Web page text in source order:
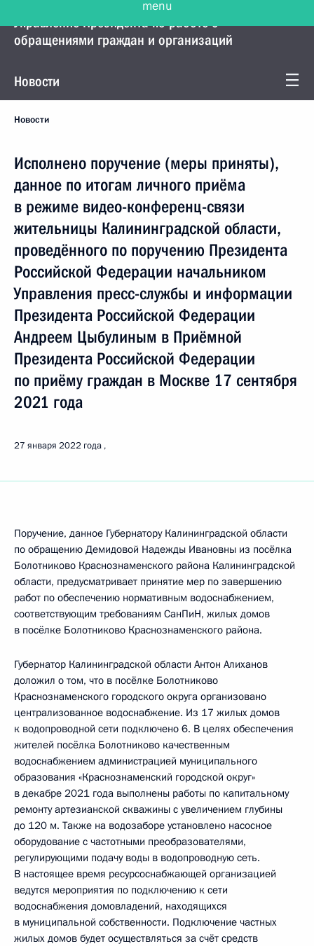
Управление Президента по работе с
обращениями граждан и организаций
Новости
Новости
Исполнено поручение (меры приняты),
данное по итогам личного приёма
в режиме видео-конференц-связи
жительницы Калининградской области,
проведённого по поручению Президента
Российской Федерации начальником
Управления пресс-службы и информации
Президента Российской Федерации
Андреем Цыбулиным в Приёмной
Президента Российской Федерации
по приёму граждан в Москве 17 сентября
2021 года
27 января 2022 года
Поручение, данное Губернатору Калининградской области
по обращению Демидовой Надежды Ивановны из посёлка
Болотниково Краснознаменского района Калининградской
области, предусматривает принятие мер по завершению
работ по обеспечению нормативным водоснабжением,
соответствующим требованиям СанПиН, жилых домов
в посёлке Болотниково Краснознаменского района.
Губернатор Калининградской области Антон Алиханов
доложил о том, что в посёлке Болотниково
Краснознаменского городского округа организовано
централизованное водоснабжение. Из 17 жилых домов
к водопроводной сети подключено 6. В целях обеспечения
жителей посёлка Болотниково качественным
водоснабжением администрацией муниципального
образования «Краснознаменский городской округ»
в декабре 2021 года выполнены работы по капитальному
ремонту артезианской скважины с увеличением глубины
до 120 м. Также на водозаборе установлено насосное
оборудование с частотными преобразователями,
регулирующими подачу воды в водопроводную сеть.
В настоящее время ресурсоснабжающей организацией
ведутся мероприятия по подключению к сети
водоснабжения домовладений, находящихся
в муниципальной собственности. Подключение частных
жилых домов будет осуществляться за счёт средств